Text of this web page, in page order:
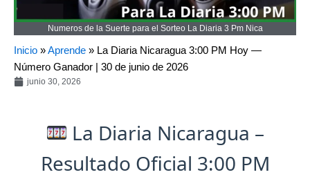
Numeros de la Suerte para el Sorteo La Diaria 3 Pm Nica
Inicio »Aprende » La Diaria Nicaragua 3:00 PM Hoy —
Número Ganador | 30 de junio de 2026
junio 30, 2026
La Diaria Nicaragua –
Resultado Oficial 3:00 PM